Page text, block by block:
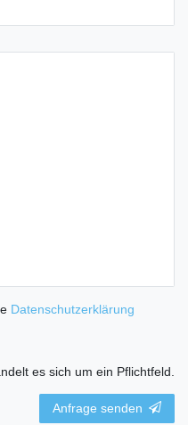
Daten­schutz­erklärung
es sich um ein Pflichtfeld.
Anfrage senden